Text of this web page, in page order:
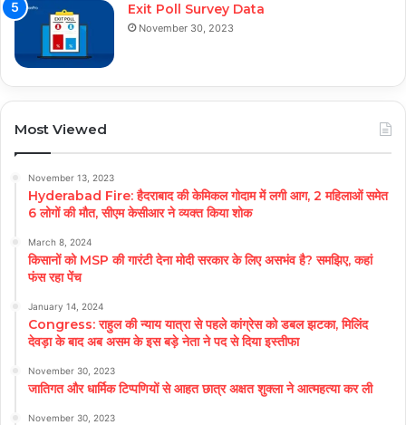
Exit Poll Survey Data
November 30, 2023
Most Viewed
November 13, 2023
Hyderabad Fire: हैदराबाद की केमिकल गोदाम में लगी आग, 2 महिलाओं समेत
6 लोगों की मौत, सीएम केसीआर ने व्यक्त किया शोक
March 8, 2024
किसानों को MSP की गारंटी देना मोदी सरकार के लिए असभंव है? समझिए, कहां
फंस रहा पेंच
January 14, 2024
Congress: राहुल की न्याय यात्रा से पहले कांग्रेस को डबल झटका, मिलिंद
देवड़ा के बाद अब असम के इस बड़े नेता ने पद से दिया इस्तीफा
November 30, 2023
जातिगत और धार्मिक टिप्पणियों से आहत छात्र अक्षत शुक्ला ने आत्महत्या कर ली
November 30, 2023